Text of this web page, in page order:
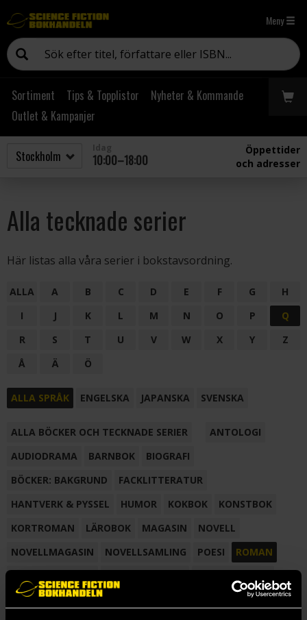
Meny
Sortiment Tips & Topplistor
Nyheter & Kommande
Outlet & Kampanjer
10:00–18:00
Öppettider
och adresser
Alla tecknade serier
Här listas alla våra serier i bokstavsordning.
ALLA A B C D E F G
H
I
J K L M N O P
Q
R
S T U V W X Y
Z
Å
Ä Ö
ALLA SPRÅK ENGELSKA JAPANSKA SVENSKA
ALLA BÖCKER OCH TECKNADE SERIER
ANTOLOGI
AUDIODRAMA
BARNBOK
BIOGRAFI
BÖCKER: BAKGRUND
FACKLITTERATUR
HANTVERK & PYSSEL
HUMOR KOKBOK
KONSTBOK
KORTROMAN
LÄROBOK MAGASIN
NOVELL
NOVELLMAGASIN
NOVELLSAMLING POESI
ROMAN